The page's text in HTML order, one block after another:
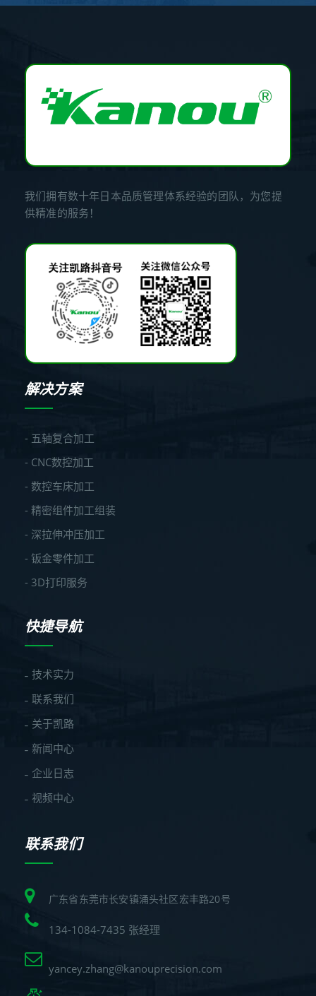
我们拥有数十年日本品质管理体系经验的团队，为您提
供精准的服务！
解决方案
- 五轴复合加工
- CNC数控加工
- 数控车床加工
- 精密组件加工组装
- 深拉伸冲压加工
- 钣金零件加工
- 3D打印服务
快捷导航
技术实力
联系我们
关于凯路
新闻中心
企业日志
视频中心
联系我们
广东省东莞市长安镇涌头社区宏丰路20号
134-1084-7435 张经理
yancey.zhang@kanouprecision.com